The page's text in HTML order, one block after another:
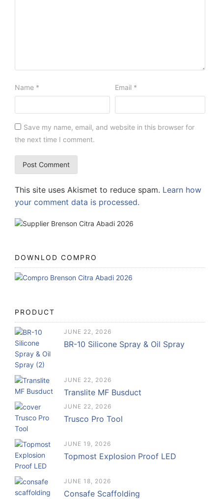
Name * Email *
Save my name, email, and website in this browser for
the next time I comment.
This site uses Akismet to reduce spam. Learn how
your comment data is processed.
DOWNLOD COMPRO
PRODUCT
JUNE 22, 2026
BR-10 Silicone Spray & Oil Spray
JUNE 22, 2026
Translite MF Busduct
JUNE 22, 2026
Trusco Pro Tool
JUNE 19, 2026
Topmost Explosion Proof LED
JUNE 18, 2026
Consafe Scaffolding